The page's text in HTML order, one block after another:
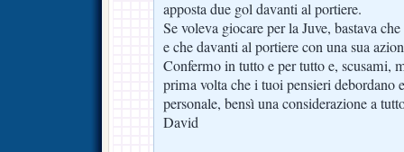
apposta due gol davanti al portiere.
Se voleva giocare per la Juve, bastava
e che davanti al portiere con una sua
Confermo in tutto e per tutto e, scusami,
prima volta che i tuoi pensieri debordano
personale, bensì una considerazione a
David